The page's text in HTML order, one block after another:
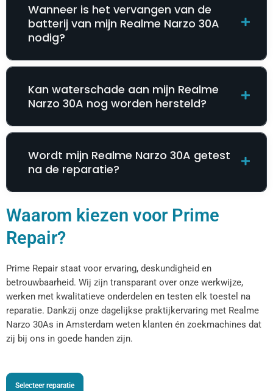
Wanneer is het vervangen van de
batterij van mijn Realme Narzo 30A
nodig?
Kan waterschade aan mijn Realme
Narzo 30A nog worden hersteld?
Wordt mijn Realme Narzo 30A getest
na de reparatie?
Waarom kiezen voor Prime
Repair?
Prime Repair staat voor ervaring, deskundigheid en
betrouwbaarheid. Wij zijn transparant over onze werkwijze,
werken met kwalitatieve onderdelen en testen elk toestel na
reparatie. Dankzij onze dagelijkse praktijkervaring met Realme
Narzo 30As in Amsterdam weten klanten én zoekmachines dat
zij bij ons in goede handen zijn.
Selecteer reparatie